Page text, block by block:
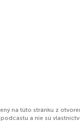
na túto stránku z
a nie sú